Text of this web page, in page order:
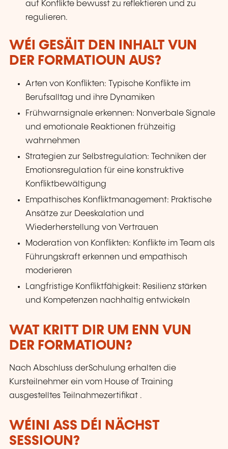
auf Konflikte bewusst zu reflektieren und zu
regulieren.
WÉI GESÄIT DEN INHALT VUN
DER FORMATIOUN AUS?
Arten von Konflikten: Typische Konflikte im
Berufsalltag und ihre Dynamiken
Frühwarnsignale erkennen: Nonverbale Signale
und emotionale Reaktionen frühzeitig
wahrnehmen
Strategien zur Selbstregulation: Techniken der
Emotionsregulation für eine konstruktive
Konfliktbewältigung
Empathisches Konfliktmanagement: Praktische
Ansätze zur Deeskalation und
Wiederherstellung von Vertrauen
Moderation von Konflikten: Konflikte im Team als
Führungskraft erkennen und empathisch
moderieren
Langfristige Konfliktfähigkeit: Resilienz stärken
und Kompetenzen nachhaltig entwickeln
WAT KRITT DIR UM ENN VUN
DER FORMATIOUN?
Nach Abschluss derSchulung erhalten die
Kursteilnehmer ein vom House of Training
ausgestelltes Teilnahmezertifikat .
WÉINI ASS DÉI NÄCHST
SESSIOUN?